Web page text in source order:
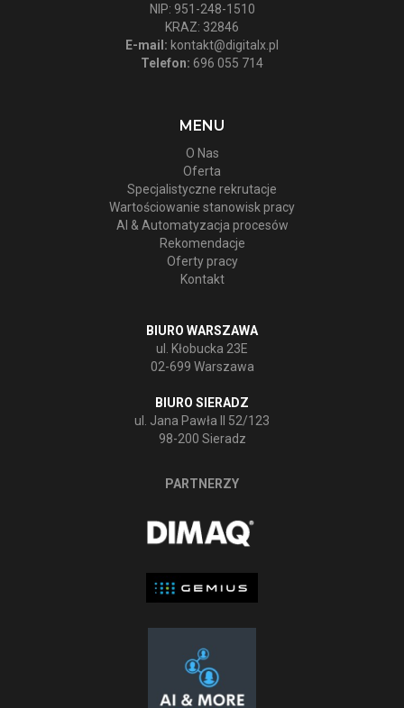
NIP: 951-248-1510
KRAZ: 32846
E-mail: kontakt@digitalx.pl
Telefon: 696 055 714
MENU
O Nas
Oferta
Specjalistyczne rekrutacje
Wartościowanie stanowisk pracy
AI & Automatyzacja procesów
Rekomendacje
Oferty pracy
Kontakt
BIURO WARSZAWA
ul. Kłobucka 23E
02-699 Warszawa
BIURO SIERADZ
ul. Jana Pawła II 52/123
98-200 Sieradz
PARTNERZY